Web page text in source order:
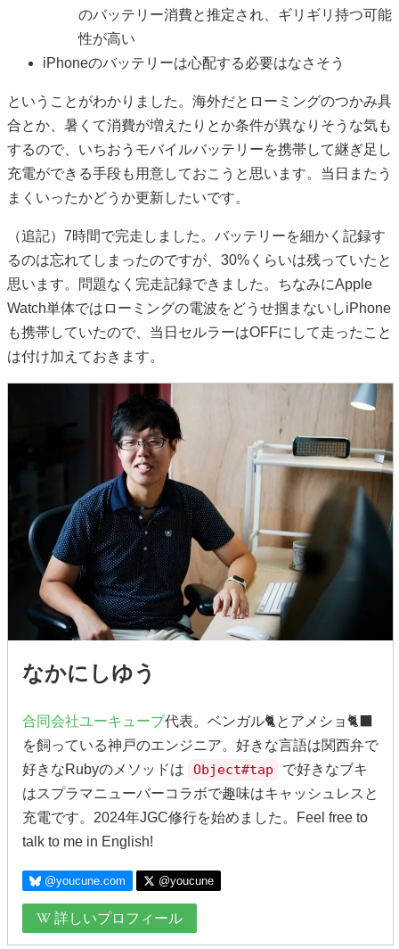
のバッテリー消費と推定され、ギリギリ持つ可能
性が高い
iPhoneのバッテリーは心配する必要はなさそう
ということがわかりました。海外だとローミングのつかみ具
合とか、暑くて消費が増えたりとか条件が異なりそうな気も
するので、いちおうモバイルバッテリーを携帯して継ぎ足し
充電ができる手段も用意しておこうと思います。当日またう
まくいったかどうか更新したいです。
（追記）7時間で完走しました。バッテリーを細かく記録す
るのは忘れてしまったのですが、30%くらいは残っていたと
思います。問題なく完走記録できました。ちなみにApple
Watch単体ではローミングの電波をどうせ掴まないしiPhone
も携帯していたので、当日セルラーはOFFにして走ったこと
は付け加えておきます。
なかにしゆう
合同会社ユーキューブ代表。ベンガル🐈とアメショ🐈‍⬛
を飼っている神戸のエンジニア。好きな言語は関西弁で
好きなRubyのメソッドは
Object#tap
で好きなブキ
はスプラマニューバーコラボで趣味はキャッシュレスと
充電です。2024年JGC修行を始めました。Feel free to
talk to me in English!
@youcune.com @youcune
詳しいプロフィール